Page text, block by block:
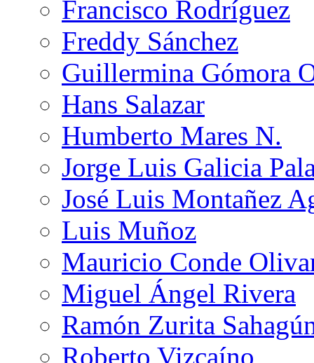
Francisco Rodríguez
Freddy Sánchez
Guillermina Gómora
Hans Salazar
Humberto Mares N.
Jorge Luis Galicia
José Luis Montañez
Luis Muñoz
Mauricio Conde
Miguel Ángel Rivera
Ramón Zurita
Roberto Vizcaíno